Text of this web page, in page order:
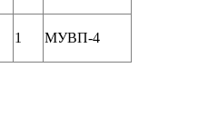
1 МУВП-4